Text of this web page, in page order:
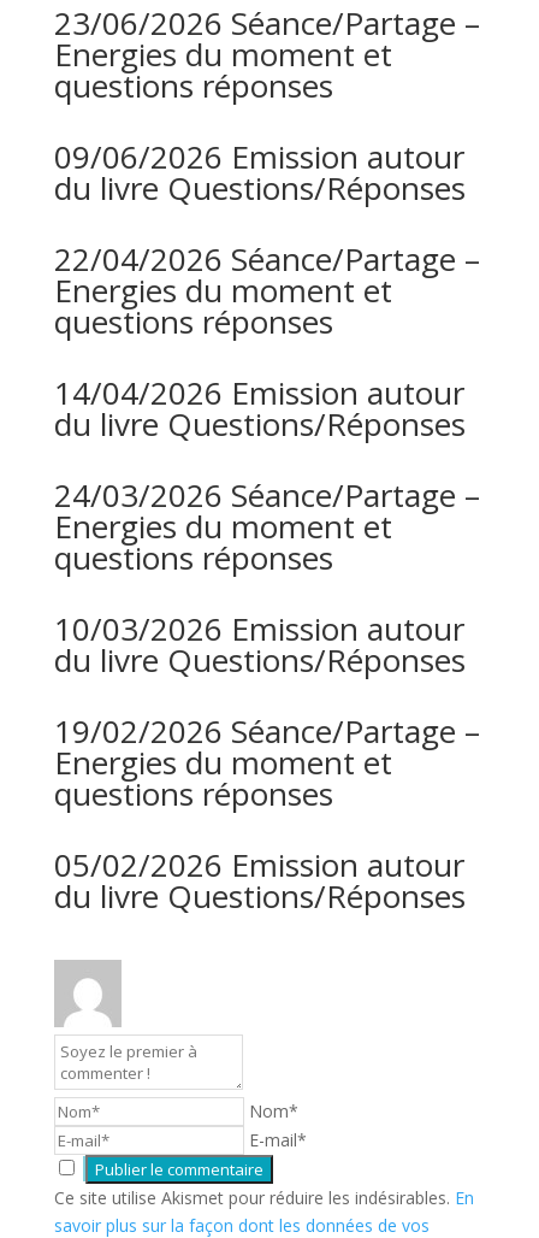
23/06/2026 Séance/Partage –
Energies du moment et
questions réponses
09/06/2026 Emission autour
du livre Questions/Réponses
22/04/2026 Séance/Partage –
Energies du moment et
questions réponses
14/04/2026 Emission autour
du livre Questions/Réponses
24/03/2026 Séance/Partage –
Energies du moment et
questions réponses
10/03/2026 Emission autour
du livre Questions/Réponses
19/02/2026 Séance/Partage –
Energies du moment et
questions réponses
05/02/2026 Emission autour
du livre Questions/Réponses
Nom*
E-mail*
Ce site utilise Akismet pour réduire les indésirables. En
savoir plus sur la façon dont les données de vos